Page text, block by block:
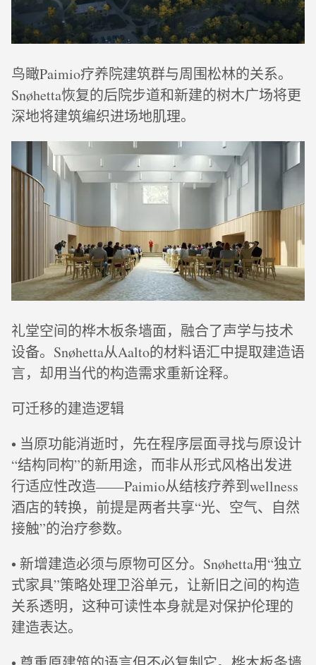
鸟瞰Paimio疗养院建筑群与周围松林的关系。
Snøhetta恢复的后院步道和新建的树木广场将更
深地将建筑编织进场地肌理。
礼堂空间的桦木板条墙面，融合了声学与技术
设备。Snøhetta从Aalto的材料语汇中提取建造语
言，却用当代的构造需求重新诠释。
可迁移的建造逻辑
• 当原功能消逝时，先在程序层面寻找与原设计
“结构同构”的新用途，而非从形式风格出发进
行适应性改造——Paimio从结核疗养到wellness
酒店的转换，前提是两者共享“光、空气、自然
接触”的治疗参数。
• 新增建造必须与原物可区分。Snøhetta用“独立
式家具”策略处理卫浴单元，让新旧之间的构造
关系透明，这种可读性本身就是对保护伦理的
建造表达。